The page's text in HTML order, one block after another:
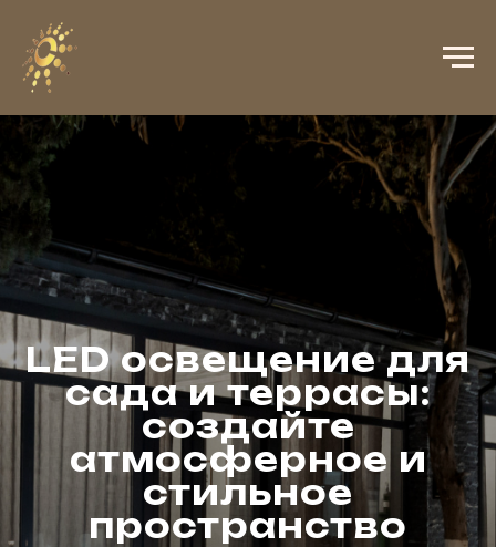
LED освещение для
сада и террасы:
создайте
атмосферное и
стильное
пространство